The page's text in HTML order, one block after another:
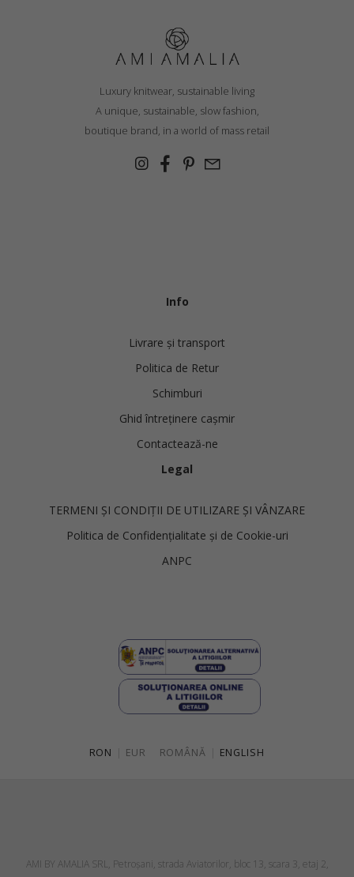
Luxury knitwear, sustainable living
A unique, sustainable, slow fashion,
boutique brand, in a world of mass retail
Info
Livrare și transport
Politica de Retur
Schimburi
Ghid întreținere cașmir
Contactează-ne
Legal
TERMENI ȘI CONDIȚII DE UTILIZARE ȘI VÂNZARE
Politica de Confidențialitate și de Cookie-uri
ANPC
RON EUR ROMÂNĂ ENGLISH
AMI BY AMALIA SRL, Petroşani, strada Aviatorilor, bloc 13, scara 3, etaj 2,